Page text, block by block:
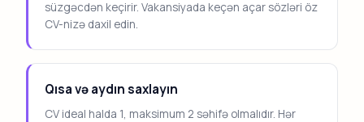
süzgəcdən keçirir. Vakansiyada keçən açar sözləri öz
CV-nizə daxil edin.
Qısa və aydın saxlayın
CV ideal halda 1, maksimum 2 səhifə olmalıdır. Hər